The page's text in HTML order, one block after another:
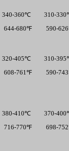
340-360℃
  644-680℉
310-
590-
320-405℃
  608-761℉
310-
590-
380-410℃
  716-770℉
370-
698-